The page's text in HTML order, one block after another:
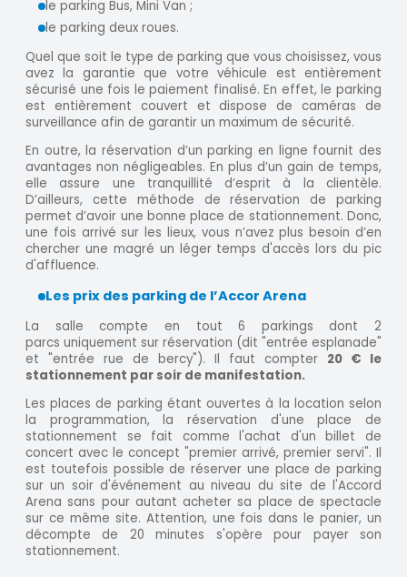
le parking Bus, Mini Van ;
le parking deux roues.
Quel que soit le type de parking que vous choisissez, vous
avez la garantie que votre véhicule est entièrement
sécurisé une fois le paiement finalisé. En effet, le parking
est entièrement couvert et dispose de caméras de
surveillance afin de garantir un maximum de sécurité.
En outre, la réservation d’un parking en ligne fournit des
avantages non négligeables. En plus d’un gain de temps,
elle assure une tranquillité d’esprit à la clientèle.
D’ailleurs, cette méthode de réservation de parking
permet d’avoir une bonne place de stationnement. Donc,
une fois arrivé sur les lieux, vous n’avez plus besoin d’en
chercher une magré un léger temps d'accès lors du pic
d'affluence.
Les prix des parking de l’Accor Arena
La salle compte en tout 6 parkings dont 2
parcs uniquement sur réservation (dit "entrée esplanade"
et "entrée rue de bercy"). Il faut compter 20 € le
stationnement par soir de manifestation.
Les places de parking étant ouvertes à la location selon
la programmation, la réservation d'une place de
stationnement se fait comme l'achat d'un billet de
concert avec le concept "premier arrivé, premier servi". Il
est toutefois possible de réserver une place de parking
sur un soir d'événement au niveau du site de l'Accord
Arena sans pour autant acheter sa place de spectacle
sur ce même site. Attention, une fois dans le panier, un
décompte de 20 minutes s'opère pour payer son
stationnement.